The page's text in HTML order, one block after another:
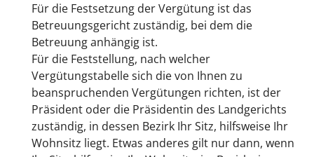
Für die Festsetzung der Vergütung ist das
Betreuungsgericht zuständig, bei dem die
Betreuung anhängig ist.
Für die Feststellung, nach welcher
Vergütungstabelle sich die von Ihnen zu
beanspruchenden Vergütungen richten, ist der
Präsident oder die Präsidentin des Landgerichts
zuständig, in dessen Bezirk Ihr Sitz, hilfsweise Ihr
Wohnsitz liegt. Etwas anderes gilt nur dann, wenn